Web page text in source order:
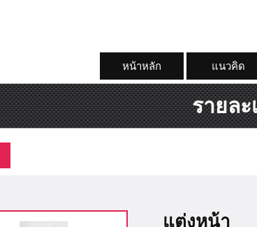
หน้าหลัก แนวคิด
รายละ
แต่งหน้า